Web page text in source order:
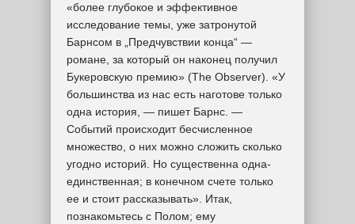
«более глубокое и эффективное
исследование темы, уже затронутой
Барнсом в „Предчувствии конца“ —
романе, за который он наконец получил
Букеровскую премию» (The Observer). «У
большинства из нас есть наготове только
одна история, — пишет Барнс. —
Событий происходит бесчисленное
множество, о них можно сложить сколько
угодно историй. Но существенна одна-
единственная; в конечном счете только
ее и стоит рассказывать». Итак,
познакомьтесь с Полом; ему